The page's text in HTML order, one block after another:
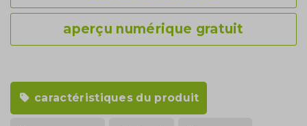
aperçu numérique gratuit
caractéristiques du produit